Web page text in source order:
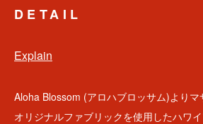
DETAIL
Explain
Aloha Blossom (アロハブロッサム)より
オリジナルファブリックを使用したハワ